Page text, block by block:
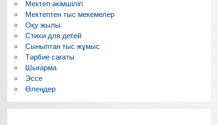
Мектеп әкімшілігі
Мектептен тыс мекемелер
Оқу жылы
Стихи для детей
Сыныптан тыс жұмыс
Тәрбие сағаты
Шығарма
Эссе
Өлеңдер